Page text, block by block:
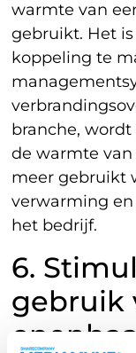
warmte van
gebruikt. Het
koppeling te
branche,
de warmte
meer gebruikt
verwarming
het bedrijf.
6.
gebruik